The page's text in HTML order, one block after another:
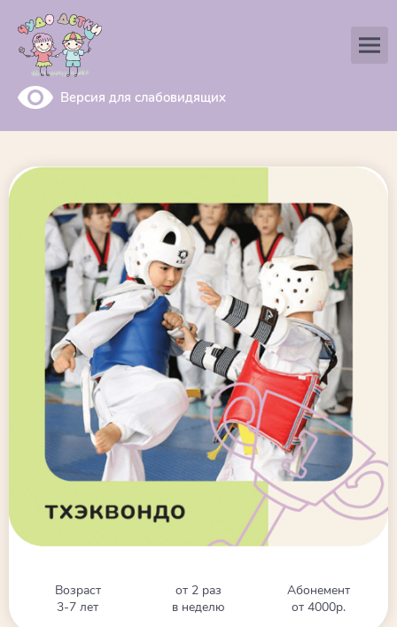
Версия для слабовидящих
Возраст
3-7 лет
от 2 раз
в неделю
Абонемент
от 4000р.